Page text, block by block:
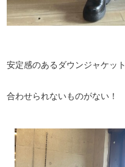
安定感のあるダウンジャケット
合わせられないものがない！